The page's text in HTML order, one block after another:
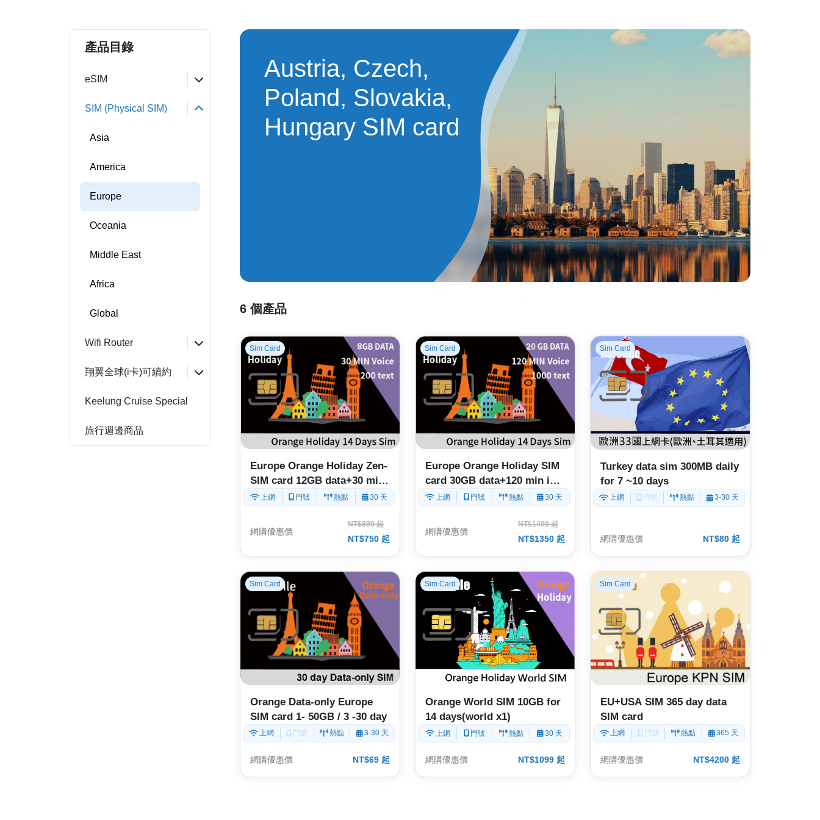
產品目錄
eSIM
SIM (Physical SIM)
Asia
America
Europe
Oceania
Middle East
Africa
Global
Wifi Router
翔翼全球(i卡)可續約
Keelung Cruise Special
旅行週邊商品
Austria, Czech,
Poland, Slovakia,
Hungary SIM card
6 個產品
Sim Card
Europe Orange Holiday Zen-
SIM card 12GB data+30 min
intl' voice
上網 門號 熱點 30 天
網購優惠價
NT$899 起
NT$750 起
Sim Card
Europe Orange Holiday SIM
card 30GB data+120 min intl'
voice
上網 門號 熱點 30 天
網購優惠價
NT$1499 起
NT$1350 起
Sim Card
Turkey data sim 300MB daily
for 7 ~10 days
上網 門號 熱點 3-30 天
網購優惠價 NT$80 起
Sim Card
Orange Data-only Europe
SIM card 1- 50GB / 3 -30 day
上網 門號 熱點 3-30 天
網購優惠價 NT$69 起
Sim Card
Orange World SIM 10GB for
14 days(world x1)
上網 門號 熱點 30 天
網購優惠價 NT$1099 起
Sim Card
EU+USA SIM 365 day data
SIM card
上網 門號 熱點 365 天
網購優惠價 NT$4200 起